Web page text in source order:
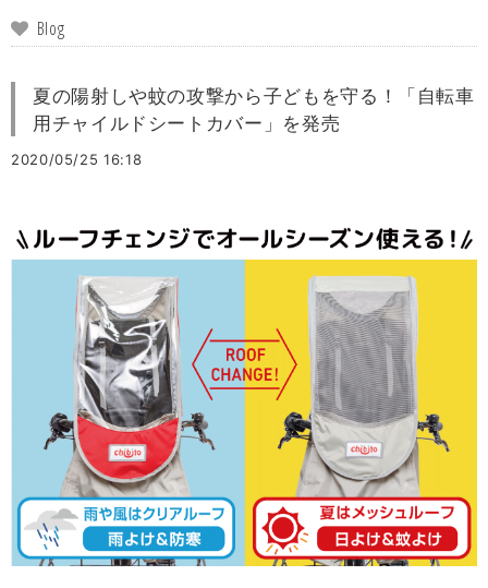
Blog
夏の陽射しや蚊の攻撃から子どもを守る！「自転車
用チャイルドシートカバー」を発売
2020/05/25 16:18